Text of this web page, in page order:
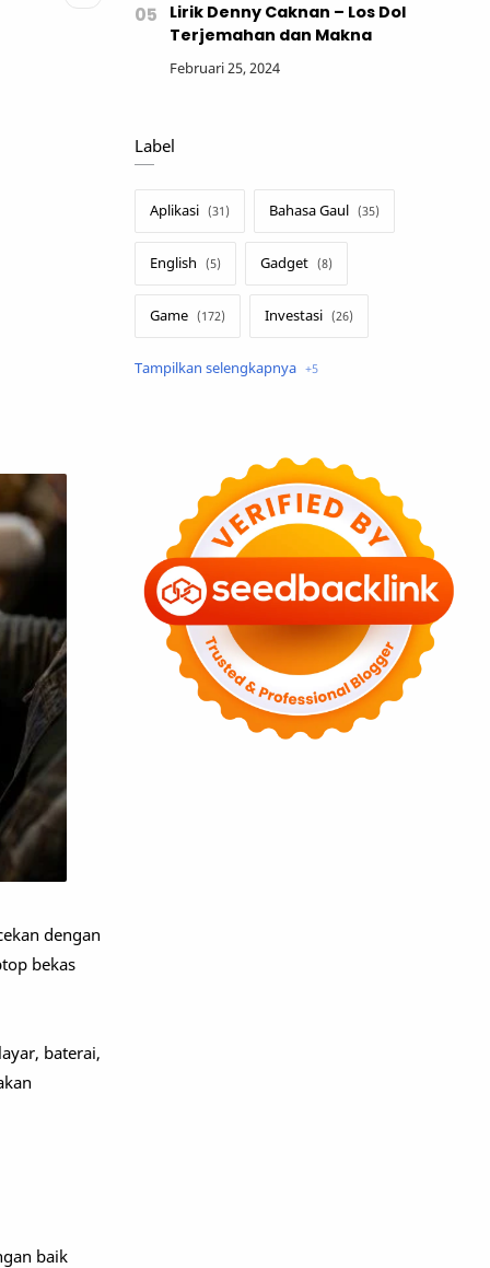
dengan
bekas
baterai,
baik
Lirik Denny Caknan – Los Dol
Terjemahan dan Makna
Label
Aplikasi Bahasa Gaul
English Gadget
Game Investasi
Lirik Terjemahan